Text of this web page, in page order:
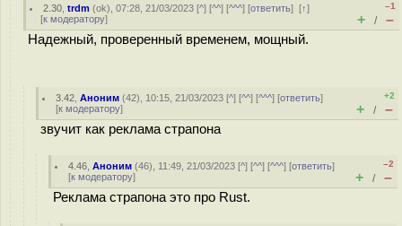
2.30 ,trdm (ok), 07:28, 21/03/2023 [^] [^^] [^^^] [ответить][↑]
[к модератору]
–1
+ / –
Надежный, проверенный временем, мощный.
3.42 ,Аноним (42), 10:15, 21/03/2023 [^] [^^] [^^^] [ответить]
[к модератору]
+2
+ / –
звучит как реклама страпона
4.46 ,Аноним (46), 11:49, 21/03/2023 [^] [^^] [^^^] [ответить]
[к модератору]
–2
+ / –
Реклама страпона это про Rust.